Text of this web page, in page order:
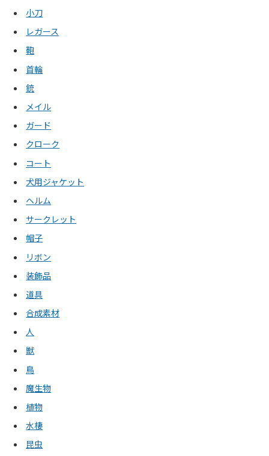
小刀
レガース
鞄
首輪
銃
メイル
ガード
クローク
コート
犬用ジャケット
ヘルム
サークレット
帽子
リボン
装飾品
道具
合成素材
人
獣
鳥
魔生物
植物
水棲
昆虫